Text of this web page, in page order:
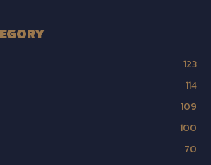
123
114
109
100
70